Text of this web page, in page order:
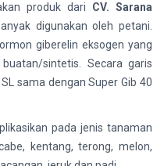
produk dari CV. Sarana
digunakan oleh petani.
giberelin eksogen yang
sintetis. Secara garis
sama dengan Super Gib 40
pada jenis tanaman
kentang, terong, melon,